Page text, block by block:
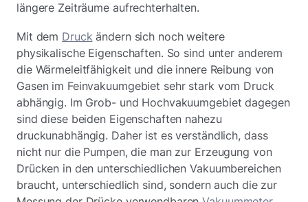
längere Zeiträume aufrechterhalten.
Mit dem Druck ändern sich noch weitere
physikalische Eigenschaften. So sind unter anderem
die Wärmeleitfähigkeit und die innere Reibung von
Gasen im Feinvakuumgebiet sehr stark vom Druck
abhängig. Im Grob- und Hochvakuumgebiet dagegen
sind diese beiden Eigenschaften nahezu
druckunabhängig. Daher ist es verständlich, dass
nicht nur die Pumpen, die man zur Erzeugung von
Drücken in den unterschiedlichen Vakuumbereichen
braucht, unterschiedlich sind, sondern auch die zur